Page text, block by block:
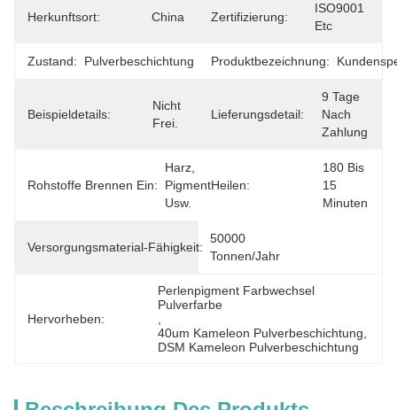
Herkunftsort: China Zertifizierung:
ISO9001
Etc
Zustand: Pulverbeschichtung Produktbezeichnung:
Beispieldetails:
Nicht
Frei.
Lieferungsdetail:
9 Tage
Nach
Zahlung
Rohstoffe Brennen Ein:
Harz,
Pigment
Usw.
Heilen:
180 Bis
15
Minuten
Versorgungsmaterial-Fähigkeit:
50000
Tonnen/Jahr
Hervorheben:
Perlenpigment Farbwechsel
Pulverfarbe
40um Kameleon Pulverbeschichtung
DSM Kameleon Pulverbeschichtung